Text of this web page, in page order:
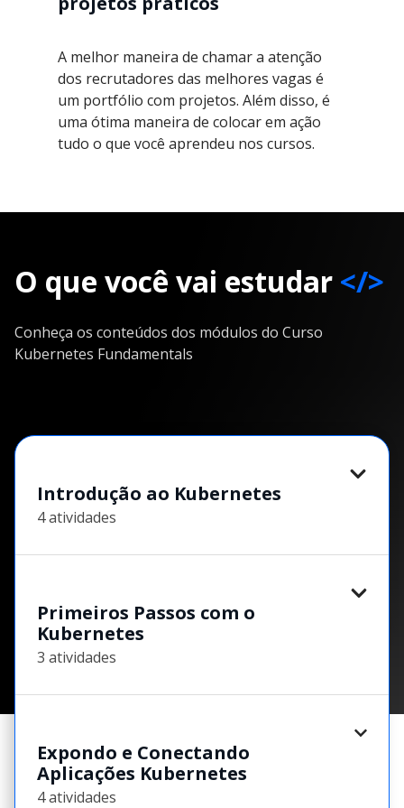
A melhor maneira de chamar a atenção
dos recrutadores das melhores vagas é
um portfólio com projetos. Além disso, é
uma ótima maneira de colocar em ação
tudo o que você aprendeu nos cursos.
O que você vai estudar </>
Conheça os conteúdos dos módulos do Curso
Kubernetes Fundamentals
Introdução ao Kubernetes
4 atividades
Primeiros Passos com o
Kubernetes
3 atividades
Expondo e Conectando
Aplicações Kubernetes
4 atividades